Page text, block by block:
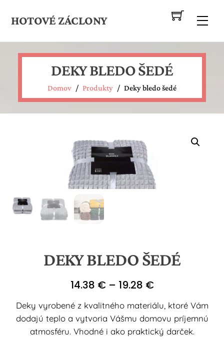
HOTOVÉ ZÁCLONY
DEKY BLEDO ŠEDÉ
Domov / Produkty / Deky bledo šedé
DEKY BLEDO ŠEDÉ
14.38 € – 19.28 €Price
14.38 €
through
19.28 €
Deky vyrobené z kvalitného materiálu, ktoré Vám
dodajú teplo a vytvoria Vášmu domovu príjemnú
atmosféru. Vhodné i ako praktický darček.